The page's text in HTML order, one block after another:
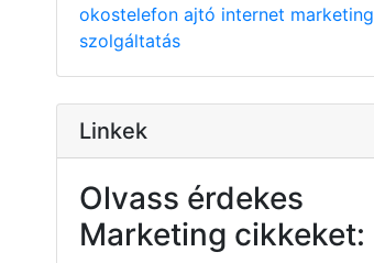
okostelefon ajtó internet marketing
szolgáltatás
Linkek
Olvass érdekes
Marketing cikkeket: